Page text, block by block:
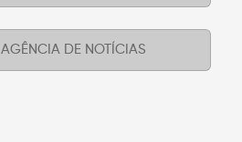
AGÊNCIA DE NOTÍCIAS